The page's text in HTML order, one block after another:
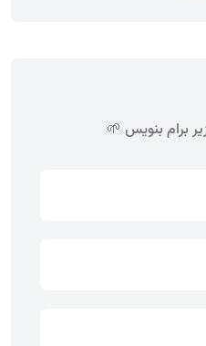
برام بنویس 🌱